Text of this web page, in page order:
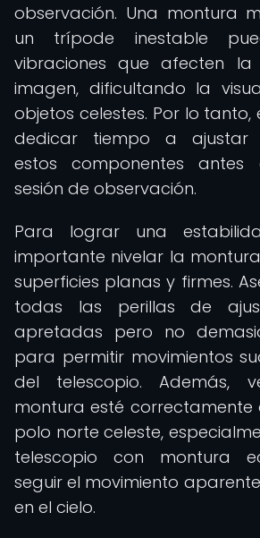
observación. Una montura
un trípode inestable
vibraciones que afecten
imagen, dificultando la
objetos celestes. Por lo
dedicar tiempo a ajustar
estos componentes
sesión de observación.
Para lograr una
importante nivelar la
superficies planas y firmes.
todas las perillas de
apretadas pero no
para permitir movimientos
del telescopio. Además,
montura esté correctamente
polo norte celeste,
telescopio con montura
seguir el movimiento
en el cielo.